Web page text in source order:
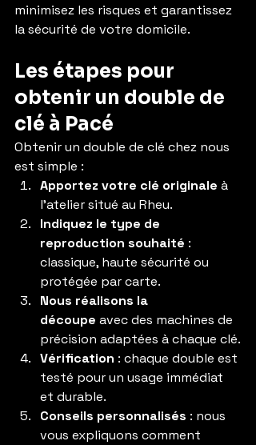
minimisez les risques et garantissez
la sécurité de votre domicile.
Les étapes pour
obtenir un double de
clé à Pacé
Obtenir un double de clé chez nous
est simple :
Apportez votre clé originale à
l’atelier situé au Rheu.
Indiquez le type de
reproduction souhaité :
classique, haute sécurité ou
protégée par carte.
Nous réalisons la
découpe avec des machines de
précision adaptées à chaque clé.
Vérification : chaque double est
testé pour un usage immédiat
et durable.
Conseils personnalisés : nous
vous expliquons comment